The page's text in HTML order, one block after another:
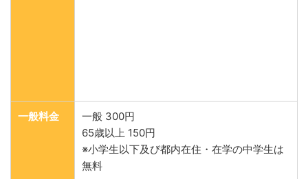
一般料金
一般 300円
65歳以上 150円
※小学生以下及び都内在住・在学の中学生は
無料